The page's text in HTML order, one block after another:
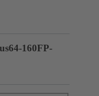
160FP-